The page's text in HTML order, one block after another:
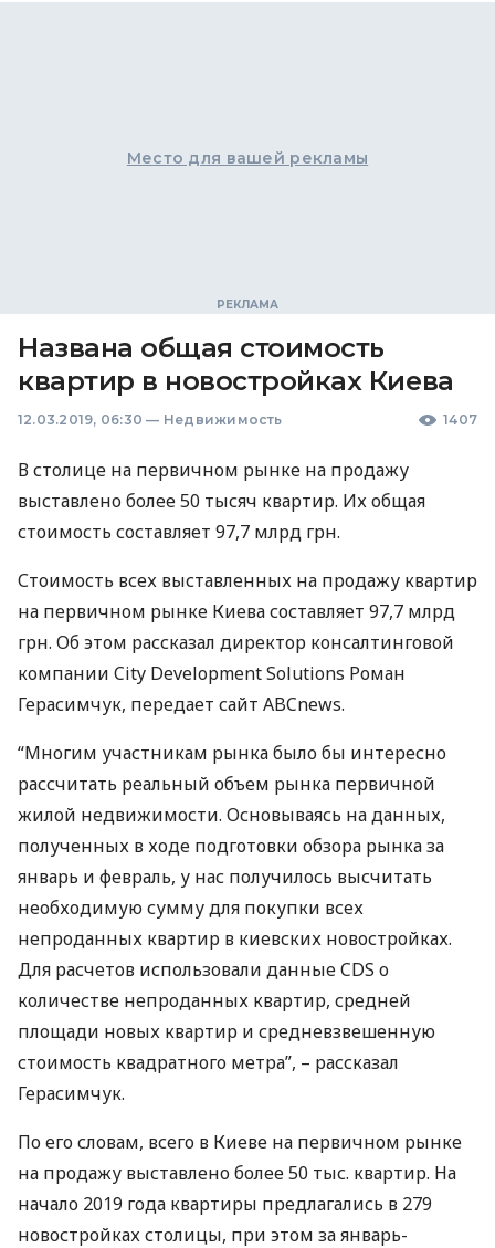
Место для вашей рекламы
Названа общая стоимость
квартир в новостройках Киева
12.03.2019, 06:30 — Недвижимость 1407
В столице на первичном рынке на продажу
выставлено более 50 тысяч квартир. Их общая
стоимость составляет 97,7 млрд грн.
Стоимость всех выставленных на продажу квартир
на первичном рынке Киева составляет 97,7 млрд
грн. Об этом рассказал директор консалтинговой
компании City Development Solutions Роман
Герасимчук, передает сайт ABCnews.
“Многим участникам рынка было бы интересно
рассчитать реальный объем рынка первичной
жилой недвижимости. Основываясь на данных,
полученных в ходе подготовки обзора рынка за
январь и февраль, у нас получилось высчитать
необходимую сумму для покупки всех
непроданных квартир в киевских новостройках.
Для расчетов использовали данныеCDS о
количестве непроданных квартир, средней
площади новых квартир и средневзвешенную
стоимость квадратного метра”, – рассказал
Герасимчук.
По его словам, всего в Киеве на первичном рынке
на продажу выставлено более 50 тыс. квартир. На
начало 2019 года квартиры предлагались в 279
новостройках столицы, при этом за январь-